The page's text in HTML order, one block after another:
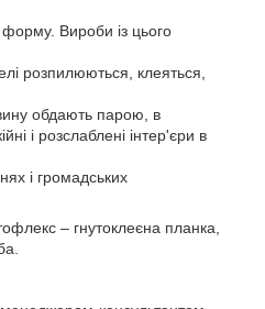
форму. Вироби із цього
розпилюються, клеяться,
обдають парою, в
і розслаблені інтер'єри в
і громадських
– гнутоклеєна планка,